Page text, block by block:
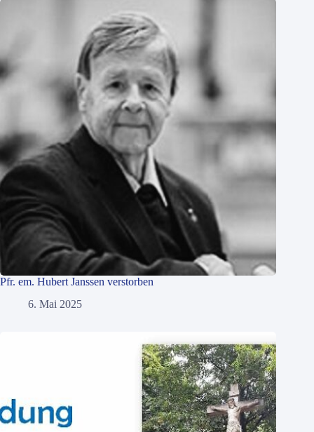
Pfr. em. Hubert Janssen verstorben
6. Mai 2025